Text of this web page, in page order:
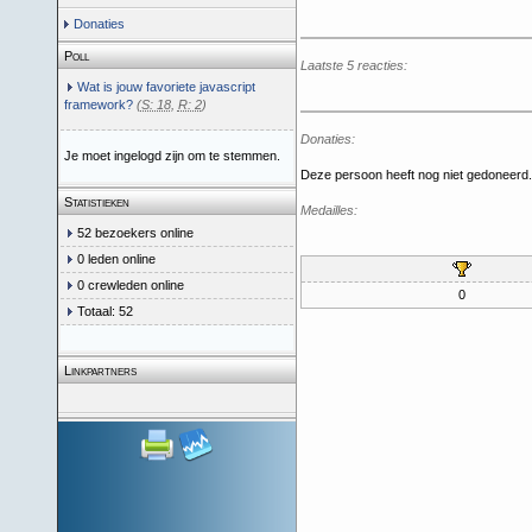
Donaties
Poll
Wat is jouw favoriete javascript
framework? (S: 18, R: 2)
Je moet ingelogd zijn om te stemmen.
Statistieken
52 bezoekers online
0 leden online
0 crewleden online
Totaal: 52
Linkpartners
Laatste 5 reacties:
Donaties:
Deze persoon heeft nog niet gedoneerd.
Medailles:
0